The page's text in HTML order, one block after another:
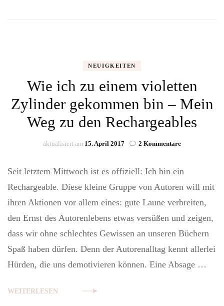
NEUIGKEITEN
Wie ich zu einem violetten
Zylinder gekommen bin – Mein
Weg zu den Rechargeables
aktualisiert am 15. April 2017 2 Kommentarezu
zu
einem
Zylinder
gekommen
bin
–
Weg
zu
Seit letztem Mittwoch ist es offiziell: Ich bin ein
Rechargeable. Diese kleine Gruppe von Autoren will mit
ihren Aktionen vor allem eines: gute Laune verbreiten,
den Ernst des Autorenlebens etwas versüßen und zeigen,
dass wir ohne schlechtes Gewissen an unseren Büchern
Spaß haben dürfen. Denn der Autorenalltag kennt allerlei
Hürden, die uns demotivieren können. Eine Absage …
WEITERLESEN